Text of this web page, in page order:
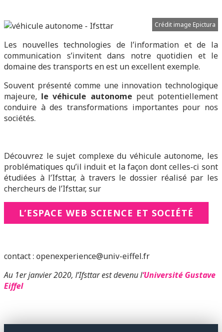
Crédit image Epictura
Les nouvelles technologies de l’information et de la
communication s’invitent dans notre quotidien et le
domaine des transports en est un excellent exemple.
Souvent présenté comme une innovation technologique
majeure, le véhicule autonome peut potentiellement
conduire à des transformations importantes pour nos
sociétés.
Découvrez le sujet complexe du véhicule autonome, les
problématiques qu’il induit et la façon dont celles-ci sont
étudiées à l’Ifsttar, à travers le dossier réalisé par les
chercheurs de l’Ifsttar, sur
L’ESPACE WEB SCIENCE ET SOCIÉTÉ
contact : openexperience@univ-eiffel.fr
Au 1er janvier 2020, l’Ifsttar est devenu l‘Université Gustave
Eiffel